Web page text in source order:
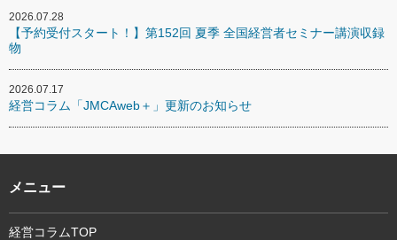
2026.07.28
【予約受付スタート！】第152回 夏季 全国経営者セミナー講演収録
物
2026.07.17
経営コラム「JMCAweb＋」更新のお知らせ
メニュー
経営コラムTOP